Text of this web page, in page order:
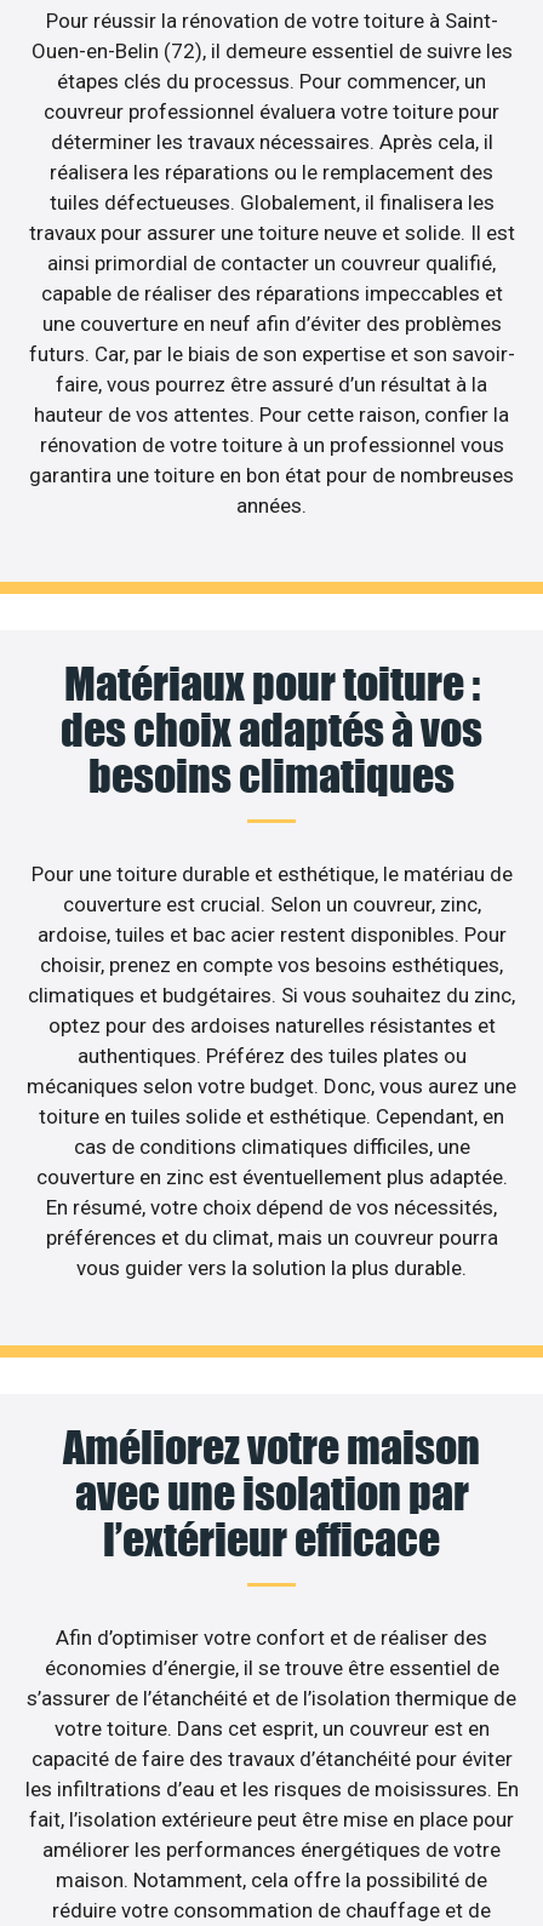
Pour réussir la rénovation de votre toiture à Saint-
Ouen-en-Belin (72), il demeure essentiel de suivre les
étapes clés du processus. Pour commencer, un
couvreur professionnel évaluera votre toiture pour
déterminer les travaux nécessaires. Après cela, il
réalisera les réparations ou le remplacement des
tuiles défectueuses. Globalement, il finalisera les
travaux pour assurer une toiture neuve et solide. Il est
ainsi primordial de contacter un couvreur qualifié,
capable de réaliser des réparations impeccables et
une couverture en neuf afin d’éviter des problèmes
futurs. Car, par le biais de son expertise et son savoir-
faire, vous pourrez être assuré d’un résultat à la
hauteur de vos attentes. Pour cette raison, confier la
rénovation de votre toiture à un professionnel vous
garantira une toiture en bon état pour de nombreuses
années.
Matériaux pour toiture :
des choix adaptés à vos
besoins climatiques
Pour une toiture durable et esthétique, le matériau de
couverture est crucial. Selon un couvreur, zinc,
ardoise, tuiles et bac acier restent disponibles. Pour
choisir, prenez en compte vos besoins esthétiques,
climatiques et budgétaires. Si vous souhaitez du zinc,
optez pour des ardoises naturelles résistantes et
authentiques. Préférez des tuiles plates ou
mécaniques selon votre budget. Donc, vous aurez une
toiture en tuiles solide et esthétique. Cependant, en
cas de conditions climatiques difficiles, une
couverture en zinc est éventuellement plus adaptée.
En résumé, votre choix dépend de vos nécessités,
préférences et du climat, mais un couvreur pourra
vous guider vers la solution la plus durable.
Améliorez votre maison
avec une isolation par
l’extérieur efficace
Afin d’optimiser votre confort et de réaliser des
économies d’énergie, il se trouve être essentiel de
s’assurer de l’étanchéité et de l’isolation thermique de
votre toiture. Dans cet esprit, un couvreur est en
capacité de faire des travaux d’étanchéité pour éviter
les infiltrations d’eau et les risques de moisissures. En
fait, l’isolation extérieure peut être mise en place pour
améliorer les performances énergétiques de votre
maison. Notamment, cela offre la possibilité de
réduire votre consommation de chauffage et de